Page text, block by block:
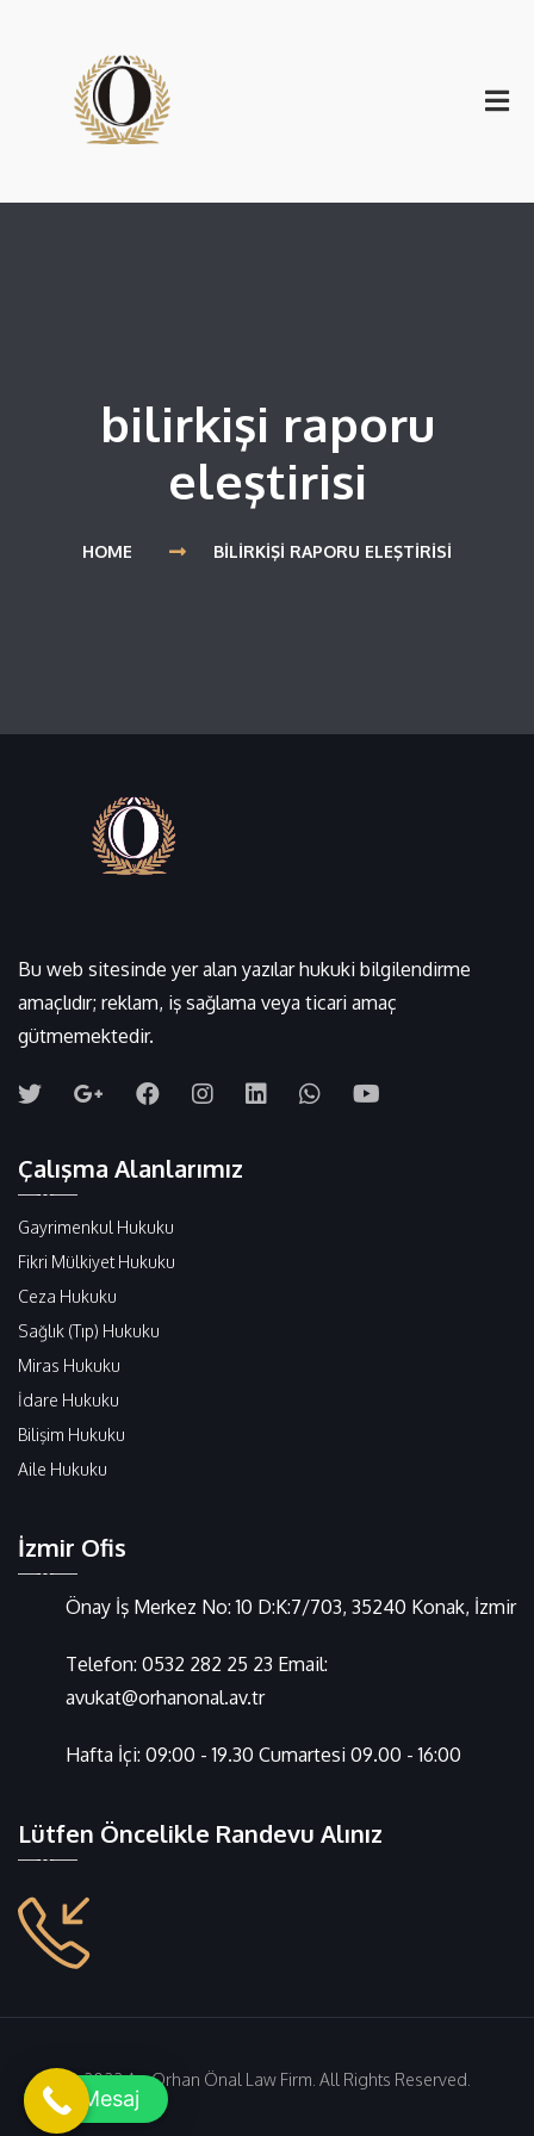
bilirkişi raporu
eleştirisi
HOME BILIRKIŞI RAPORU ELEŞTIRISI
Bu web sitesinde yer alan yazılar hukuki bilgilendirme
amaçlıdır; reklam, iş sağlama veya ticari amaç
gütmemektedir.
Çalışma Alanlarımız
Gayrimenkul Hukuku
Fikri Mülkiyet Hukuku
Ceza Hukuku
Sağlık (Tıp) Hukuku
Miras Hukuku
İdare Hukuku
Bilişim Hukuku
Aile Hukuku
İzmir Ofis
Önay İş Merkez No: 10 D:K:7/703, 35240 Konak, İzmir
Telefon: 0532 282 25 23 Email:
avukat@orhanonal.av.tr
Hafta İçi: 09:00 - 19.30 Cumartesi 09.00 - 16:00
Lütfen Öncelikle Randevu Alınız
© 2022 Av. Orhan Önal Law Firm. All Rights Reserved.
Mesaj